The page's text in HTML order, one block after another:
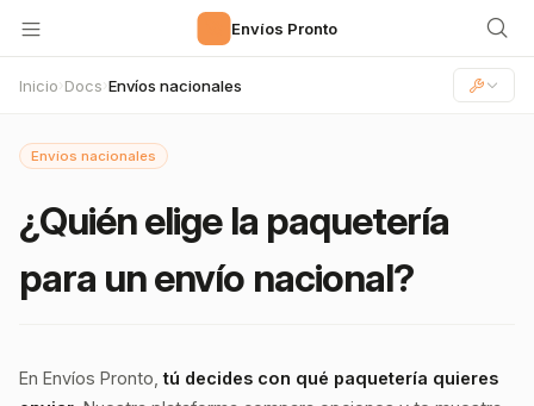
Envíos Pronto
Inicio› Docs› Envíos nacionales
Envíos nacionales
¿Quién elige la paquetería
para un envío nacional?
En Envíos Pronto,tú decides con qué paquetería quieres